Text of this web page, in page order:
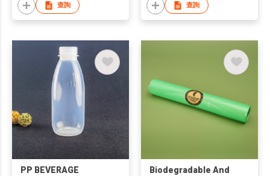
查詢 查詢
PP BEVERAGE
Biodegradable And